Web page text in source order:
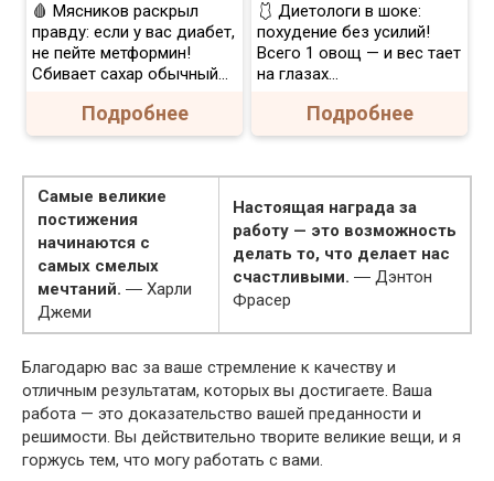
🩸 Мясников раскрыл
правду: если у вас диабет,
не пейте метформин!
Сбивает сахар обычный...
Подробнее
🩱 Диетологи в шоке:
похудение без усилий!
Всего 1 овощ — и вес тает
на глазах…
Подробнее
Самые великие
постижения
начинаются с
самых смелых
мечтаний. ― Харли
Джеми
Настоящая награда за
работу — это возможность
делать то, что делает нас
счастливыми. ― Дэнтон
Фрасер
Благодарю вас за ваше стремление к качеству и
отличным результатам, которых вы достигаете. Ваша
работа — это доказательство вашей преданности и
решимости. Вы действительно творите великие вещи, и я
горжусь тем, что могу работать с вами.